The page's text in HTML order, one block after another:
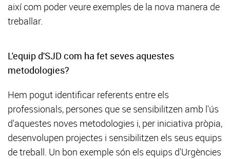
així com poder veure exemples de la nova manera de
treballar.
L'equip d'SJD com ha fet seves aquestes
metodologies?
Hem pogut identificar referents entre els
professionals, persones que se sensibilitzen amb l'ús
d'aquestes noves metodologies i, per iniciativa pròpia,
desenvolupen projectes i sensibilitzen els seus equips
de treball. Un bon exemple són els equips d'Urgències